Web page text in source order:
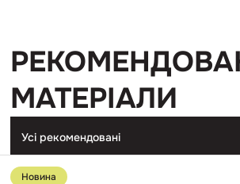
МАТЕРІАЛИ
Усі рекомендовані
Перейти
до Новина